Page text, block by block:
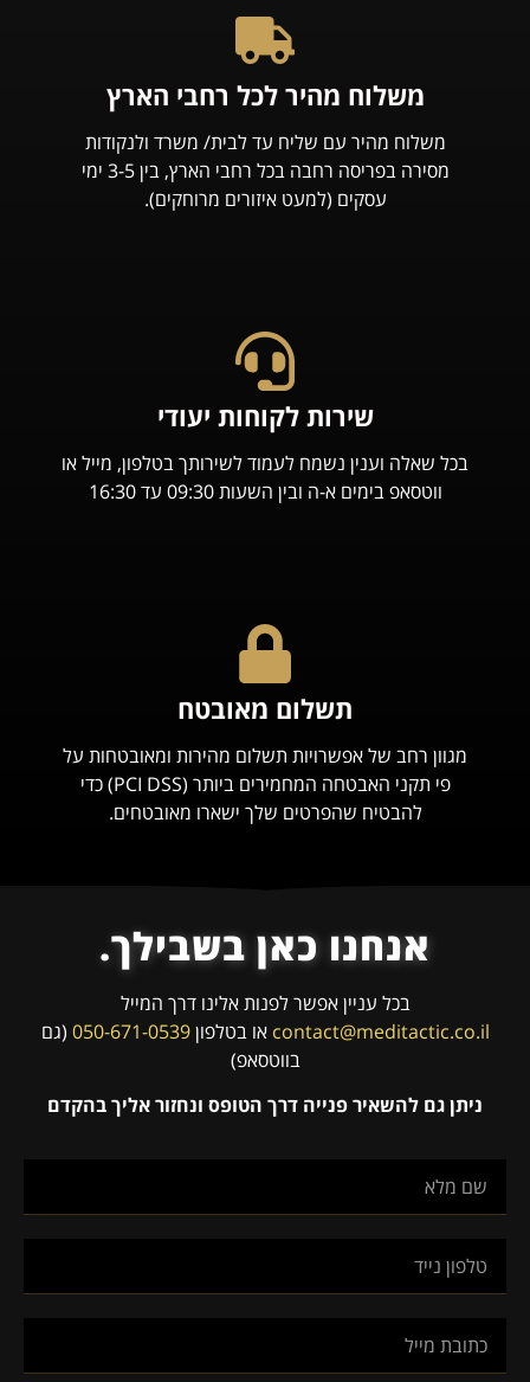
משלוח מהיר לכל רחבי הארץ
משלוח מהיר עם שליח עד לבית/ משרד ולנקודות
מסירה בפריסה רחבה בכל רחבי הארץ, בין 3-5 ימי
עסקים (למעט איזורים מרוחקים).
שירות לקוחות יעודי
בכל שאלה וענין נשמח לעמוד לשירותך בטלפון, מייל או
ווטסאפ בימים א-ה ובין השעות 09:30 עד 16:30
תשלום מאובטח
מגוון רחב של אפשרויות תשלום מהירות ומאובטחות על
פי תקני האבטחה המחמירים ביותר (PCI DSS) כדי
להבטיח שהפרטים שלך ישארו מאובטחים.
אנחנו כאן בשבילך.
בכל עניין אפשר לפנות אלינו דרך המייל
contact@meditactic.co.il או בטלפון050-671-0539 (גם
בווטסאפ)
ניתן גם להשאיר פנייה דרך הטופס ונחזור אליך בהקדם